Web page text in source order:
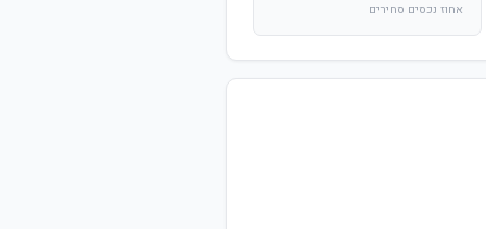
אחוז נכסים סחירים